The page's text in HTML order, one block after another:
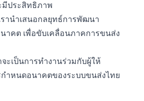
มีประสิทธิภาพ
านำเสนอกลยุทธ์การพัฒนา
าคต เพื่อขับเคลื่อนภาคการขนส่ง
ะเป็นการทำงานร่วมกับผู้ให้
ำหนดอนาคตของระบบขนส่งไทย